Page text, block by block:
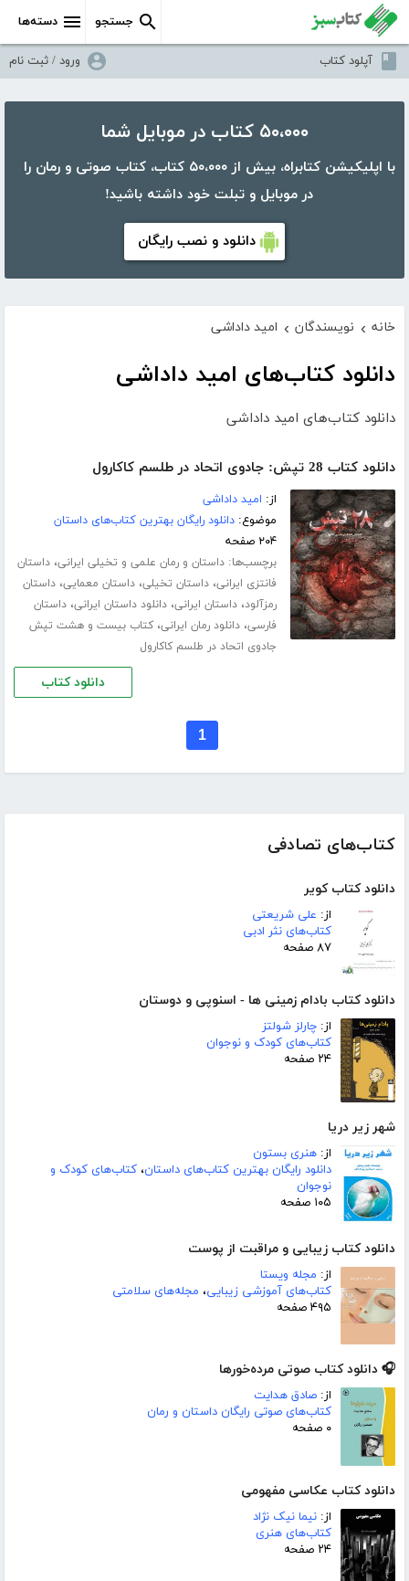
دسته‌ها جستجو
آپلود کتاب ورود / ثبت نام
۵۰،۰۰۰ کتاب در موبایل شما
با اپلیکیشن کتابراه، بیش از ۵۰،۰۰۰ کتاب، کتاب صوتی و رمان را
در موبایل و تبلت خود داشته باشید!
دانلود و نصب رایگان
کتاب‌های تصادفی
دانلود کتاب کویر
از: علی شریعتی
کتاب‌های نثر ادبی
۸۷ صفحه
دانلود کتاب بادام زمینی ها - اسنوپی و دوستان
از: چارلز شولتز
کتاب‌های کودک و نوجوان
۲۴ صفحه
شهر زیر دریا
از: هنری بستون
دانلود رایگان بهترین کتاب‌های داستان، کتاب‌های کودک و
نوجوان
۱۰۵ صفحه
دانلود کتاب زیبایی و مراقبت از پوست
از: مجله ویستا
کتاب‌های آموزشی زیبایی، مجله‌های سلامتی
۴۹۵ صفحه
🎧 دانلود کتاب صوتی مرده‌خورها
از: صادق هدایت
کتاب‌های صوتی رایگان داستان و رمان
۰ صفحه
دانلود کتاب عکاسی مفهومی
از: نیما نیک نژاد
کتاب‌های هنری
۲۴ صفحه
خانه › نویسندگان › امید داداشی
دانلود کتاب‌های امید داداشی
دانلود کتاب‌های امید داداشی
دانلود کتاب 28 تپش: جادوی اتحاد در طلسم کاکارول
از: امید داداشی
موضوع:دانلود رایگان بهترین کتاب‌های داستان
۲۰۴ صفحه
برچسب‌ها:داستان و رمان علمی و تخیلی ایرانی،داستان
فانتزی ایرانی،داستان تخیلی،داستان معمایی،داستان
رمزآلود،داستان ایرانی،دانلود داستان ایرانی،داستان
فارسی،دانلود رمان ایرانی،کتاب بیست و هشت تپش
جادوی اتحاد در طلسم کاکارول
دانلود کتاب
1